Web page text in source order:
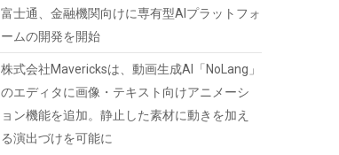
富士通、金融機関向けに専有型AIプラットフォ
ームの開発を開始
株式会社Mavericksは、動画生成AI「NoLang」
のエディタに画像・テキスト向けアニメーシ
ョン機能を追加。静止した素材に動きを加え
る演出づけを可能に